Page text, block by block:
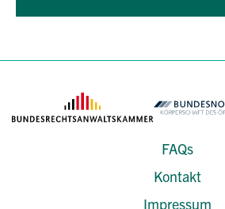
FAQs
Kontakt
Impressum